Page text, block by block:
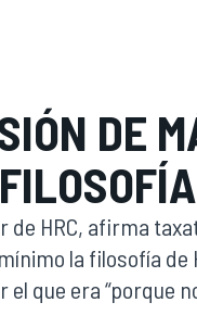
DE
de HRC, afirma
la filosofía
que era “porque